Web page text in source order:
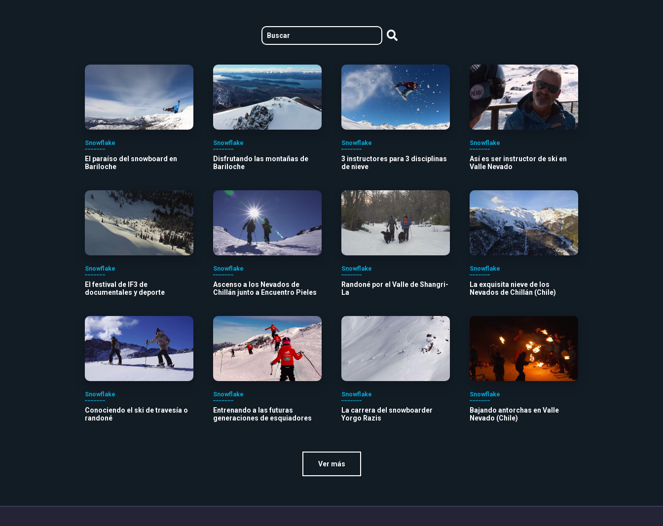
Snowflake
El paraíso del snowboard en
Bariloche
Snowflake
Disfrutando las montañas de
Bariloche
Snowflake
3 instructores para 3 disciplinas
de nieve
Snowflake
Así es ser instructor de ski en
Valle Nevado
Snowflake
El festival de IF3 de
documentales y deporte
Snowflake
Ascenso a los Nevados de
Chillán junto a Encuentro Pieles
Snowflake
Randoné por el Valle de Shangri-
La
Snowflake
La exquisita nieve de los
Nevados de Chillán (Chile)
Snowflake
Conociendo el ski de travesía o
randoné
Snowflake
Entrenando a las futuras
generaciones de esquiadores
Snowflake
La carrera del snowboarder
Yorgo Razis
Snowflake
Bajando antorchas en Valle
Nevado (Chile)
Ver más